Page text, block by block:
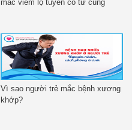
mắc viêm lộ tuyến cổ tử cung
Vì sao người trẻ mắc bệnh xương
khớp?